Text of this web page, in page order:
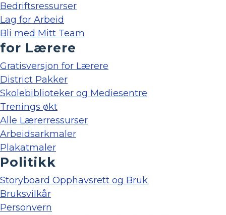
Bedriftsressurser
Lag for Arbeid
Bli med Mitt Team
for Lærere
Gratisversjon for Lærere
District Pakker
Skolebiblioteker og Mediesentre
Trenings økt
Alle Lærerressurser
Arbeidsarkmaler
Plakatmaler
Politikk
Storyboard Opphavsrett og Bruk
Bruksvilkår
Personvern